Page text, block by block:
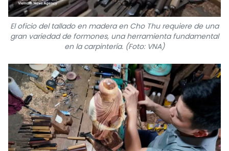
El oficio del tallado en madera en Cho Thu requiere de una
gran variedad de formones, una herramienta fundamental
en la carpintería. (Foto: VNA)